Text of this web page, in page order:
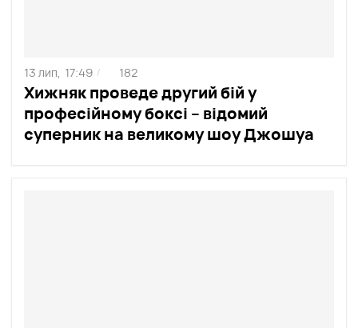
Хижняк проведе другий бій у
професійному боксі – відомий
суперник на великому шоу Джошуа
13 лип, 17:49 / 182